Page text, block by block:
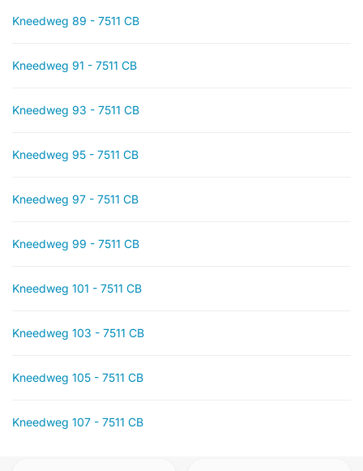
Kneedweg 89 - 7511 CB
Kneedweg 91 - 7511 CB
Kneedweg 93 - 7511 CB
Kneedweg 95 - 7511 CB
Kneedweg 97 - 7511 CB
Kneedweg 99 - 7511 CB
Kneedweg 101 - 7511 CB
Kneedweg 103 - 7511 CB
Kneedweg 105 - 7511 CB
Kneedweg 107 - 7511 CB